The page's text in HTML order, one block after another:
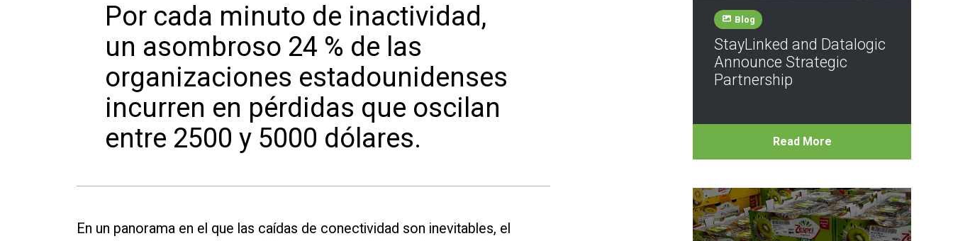
Por cada minuto de inactividad,
un asombroso 24 % de las
organizaciones estadounidenses
incurren en pérdidas que oscilan
entre 2500 y 5000 dólares.
En un panorama en el que las caídas de conectividad son inevitables, el
Blog
StayLinked and Datalogic
Announce Strategic
Partnership
Read More